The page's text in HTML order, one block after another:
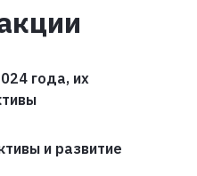
года, их
и развитие